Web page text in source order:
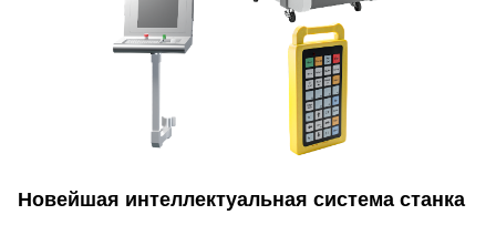
Новейшая интеллектуальная система станка